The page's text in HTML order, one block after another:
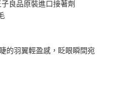
良品原裝進口接著劑
的羽翼輕盈感，眨眼瞬間宛